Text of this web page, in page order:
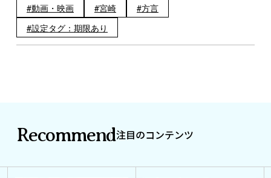
動画・映画 宮崎
方言
設定タグ：期限あり
Recommend注目のコンテンツ